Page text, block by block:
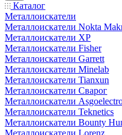
Каталог
Металлоискатели
Металлоискатели Nokta
Металлоискатели XP
Металлоискатели Fisher
Металлоискатели Garrett
Металлоискатели Minelab
Металлоискатели Tianxun
Металлоискатели Сварог
Металлоискатели
Металлоискатели Teknetics
Металлоискатели Bounty
Металлоискатели Lorenz